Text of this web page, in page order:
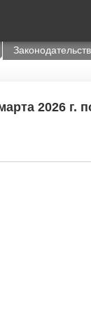
2026 г.